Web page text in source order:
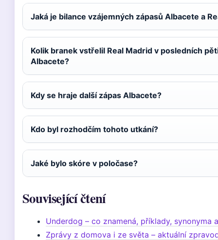
Jaká je bilance vzájemných zápasů Albacete a
Kolik branek vstřelil Real Madrid v posledních
Albacete?
Kdy se hraje další zápas Albacete?
Kdo byl rozhodčím tohoto utkání?
Jaké bylo skóre v poločase?
Související čtení
Underdog – co znamená, příklady, synonyma
Zprávy z domova i ze světa – aktuální